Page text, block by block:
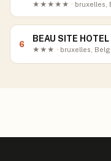
★★★★★ · bruxelles,
6
BEAU SITE
★★★ · bruxelles,